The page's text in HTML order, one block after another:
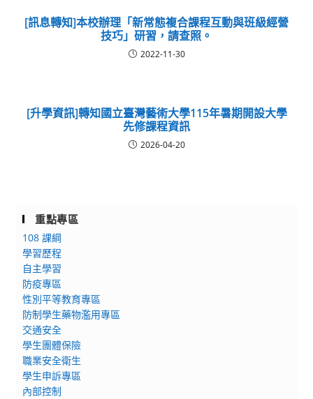
[訊息轉知]本校辦理「新常態複合課程互動與班級經營
技巧」研習，請查照。
2022-11-30
[升學資訊]轉知國立臺灣藝術大學115年暑期開設大學
先修課程資訊
2026-04-20
重點專區
108 課綱
學習歷程
自主學習
防疫專區
性別平等教育專區
防制學生藥物濫用專區
交通安全
學生團體保險
職業安全衛生
學生申訴專區
內部控制